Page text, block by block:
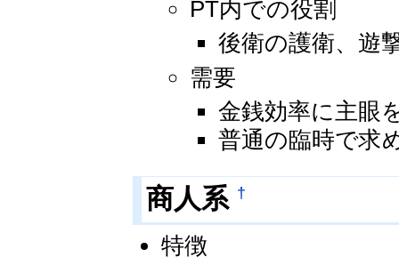
PT内での役割
後衛の護衛、遊
需要
金銭効率に主眼
普通の臨時で求
商人系 †
特徴